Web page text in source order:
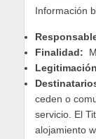
Información
Finalidad:
ceden o
servicio. El
alojamiento